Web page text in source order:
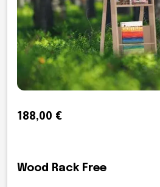
188,00 €
Wood Rack Free